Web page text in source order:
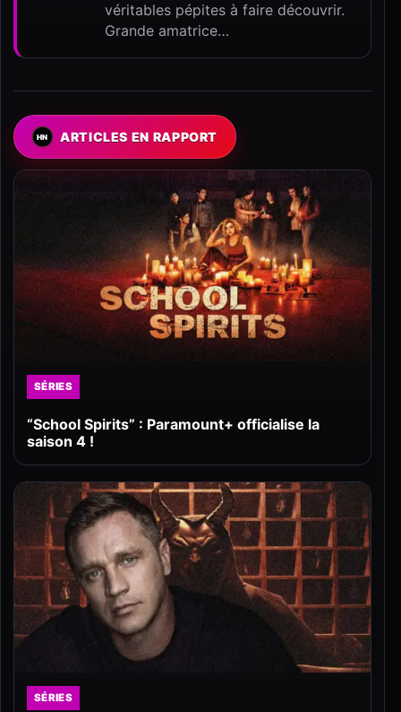
véritables pépites à faire découvrir.
Grande amatrice…
ARTICLES EN RAPPORT
SÉRIES
“School Spirits” : Paramount+ officialise la
saison 4 !
SÉRIES